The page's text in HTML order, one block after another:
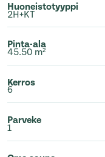
Huoneistotyyppi
2H+KT
Pinta-ala
45.50 m²
Kerros
6
Parveke
1